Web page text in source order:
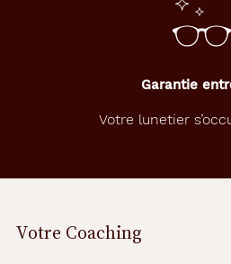
Garantie
Votre lunetier
Votre Coaching